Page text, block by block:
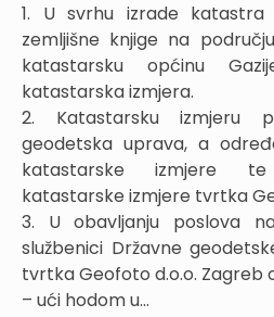
1. U svrhu izrade
zemljišne knjige na
katastarsku općinu
katastarska izmjera.
2. Katastarsku izmjeru
geodetska uprava, a
katastarske izmjere
katastarske izmjere tvrtka
3. U obavljanju poslova
službenici Državne
tvrtka Geofoto d.o.o. Zagreb
– ući hodom u...